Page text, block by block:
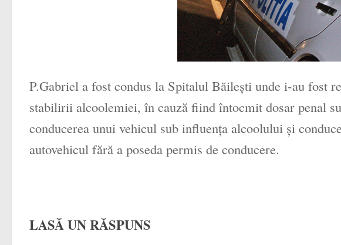
P.Gabriel a fost condus la Spitalul Băileşti unde i-au fost
stabilirii alcoolemiei, în cauză fiind întocmit dosar penal
conducerea unui vehicul sub influența alcoolului și
autovehicul fără a poseda permis de conducere.
LASĂ UN RĂSPUNS